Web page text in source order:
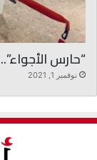
“حارس
نوفمبر 1, 2021